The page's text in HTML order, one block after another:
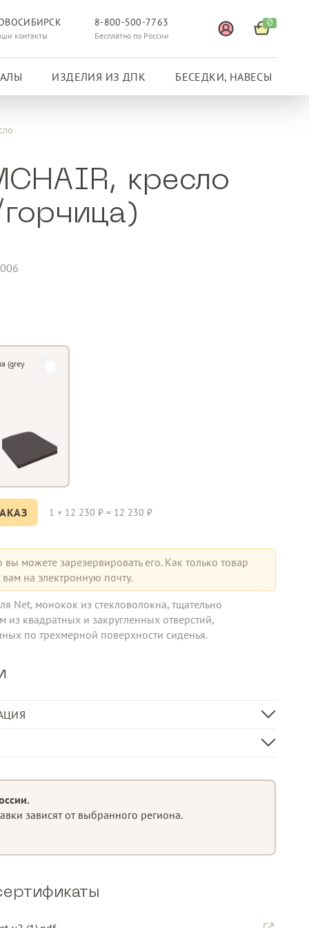
контакты
8-800-500-7763
Бесплатно по России
0
ИЗДЕЛИЯ ИЗ ДПК БЕСЕДКИ, НАВЕСЫ
кресло
(grey
1 × 12 230 ₽ = 12 230 ₽
можете зарезервировать его. Как только товар
на электронную почту.
Net, монокок из стекловолокна, тщательно
квадратных и закругленных отверстий,
по трехмерной поверхности сиденья.
59
полипропиленовое стекловолокно, обработанное анти-
УФ и окрашенное в массе
зависят от выбранного региона.